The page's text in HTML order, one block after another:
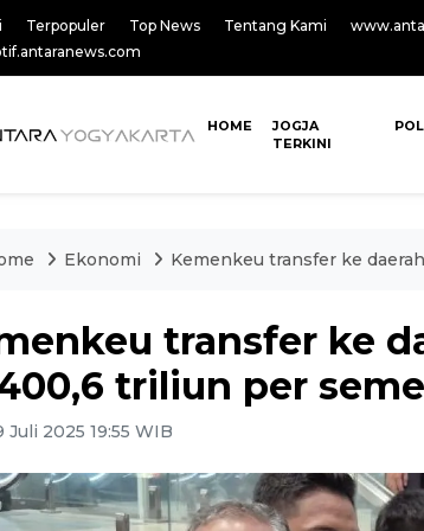
Terpopuler Top News Tentang Kami
HOME
JOGJA
TERKINI
Ekonomi Kemenkeu transfer ke
transfer ke
triliun per
Juli 2025 19:55 WIB